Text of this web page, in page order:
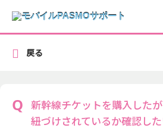
新幹線チケットを購入した
紐づけされているか確認し
戻る